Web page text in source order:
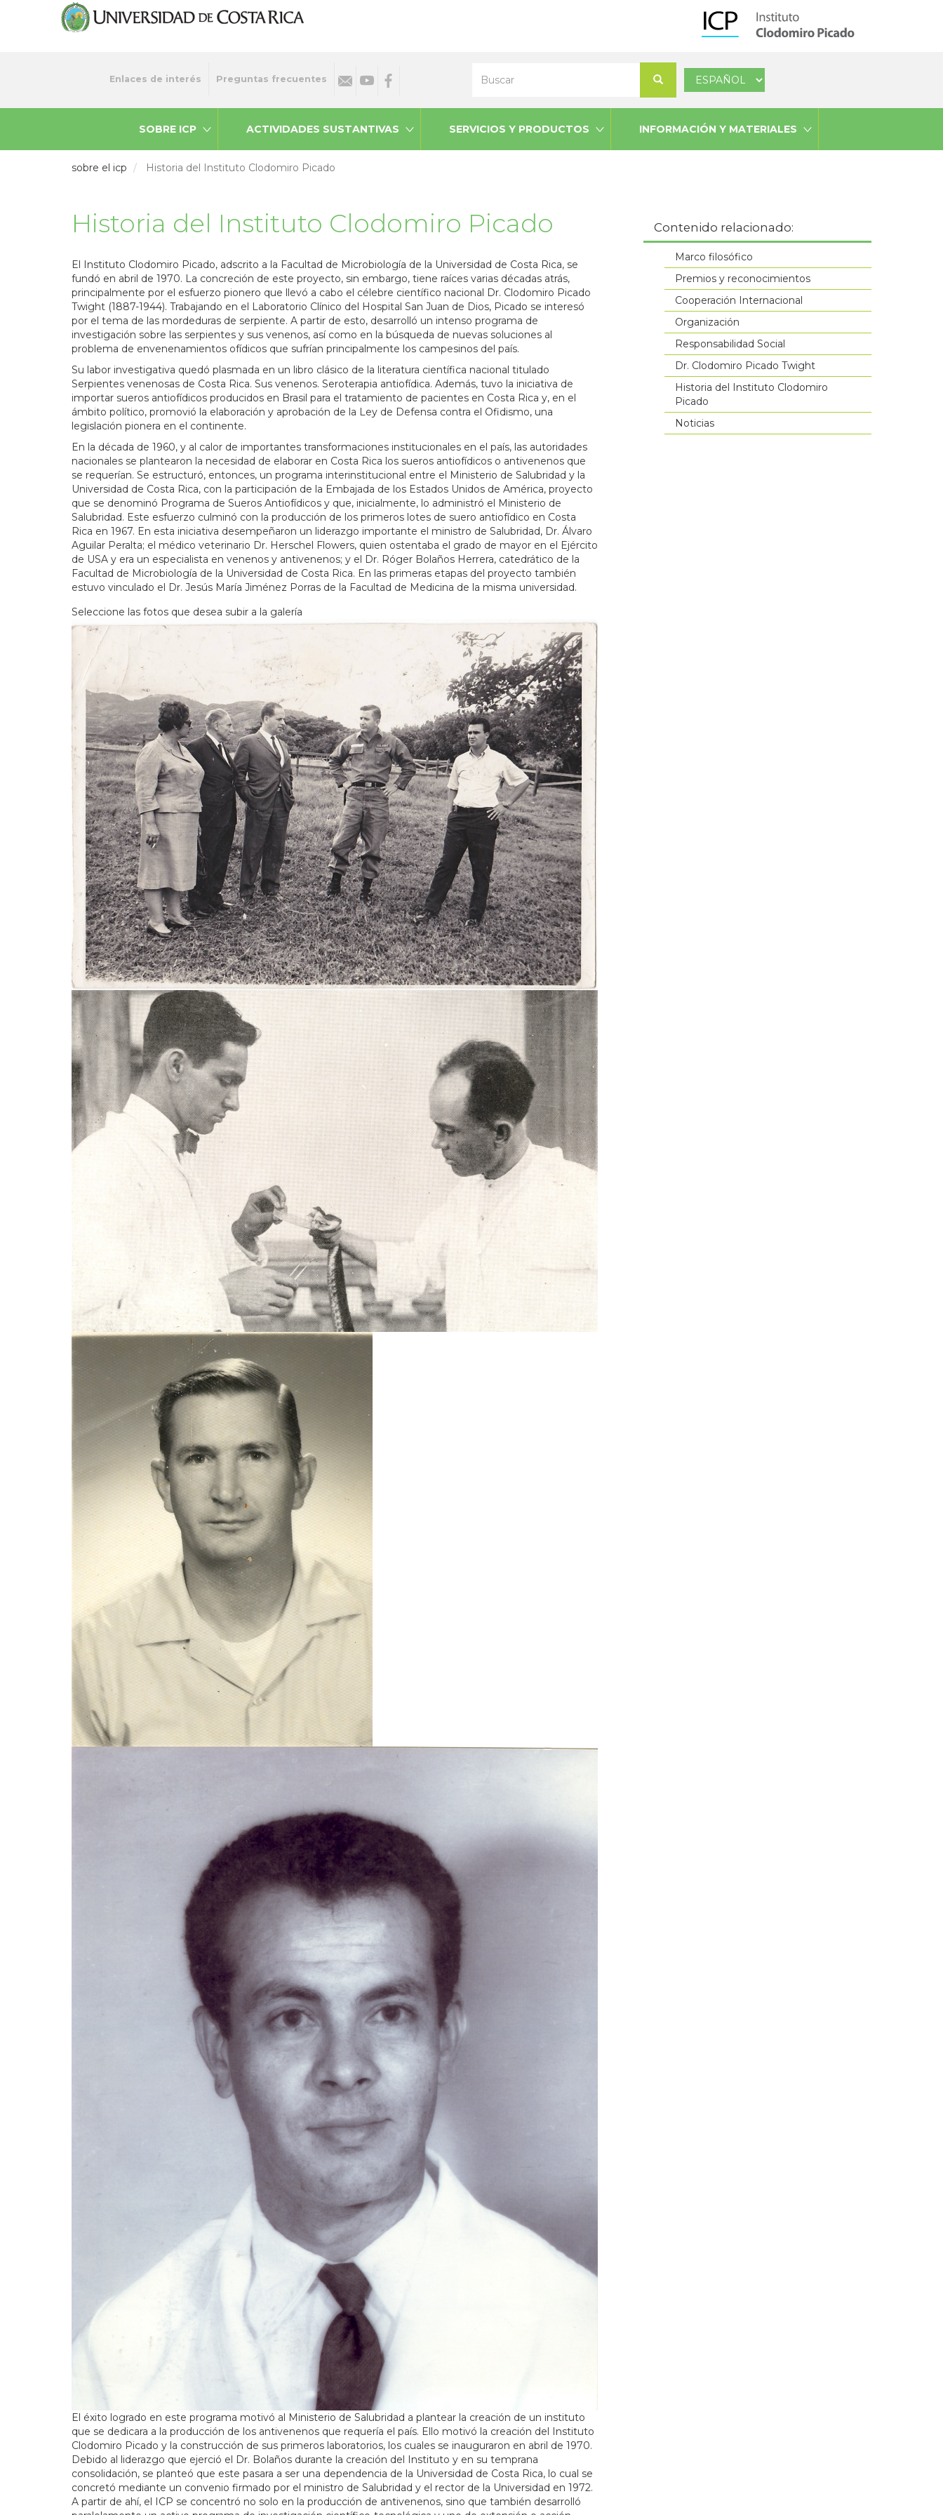
MenuEnlaces de interés Preguntas frecuentes
Buscar
Select
SOBRE ICP ACTIVIDADES SUSTANTIVAS SERVICIOS Y PRODUCTOS INFORMACIÓN Y MATERIALES
sobre el icp Historia del Instituto Clodomiro Picado
Historia del Instituto Clodomiro Picado
El Instituto Clodomiro Picado, adscrito a la Facultad de Microbiología de la Universidad de Costa Rica, se
fundó en abril de 1970. La concreción de este proyecto, sin embargo, tiene raíces varias décadas atrás,
principalmente por el esfuerzo pionero que llevó a cabo el célebre científico nacional Dr. Clodomiro Picado
Twight (1887-1944). Trabajando en el Laboratorio Clínico del Hospital San Juan de Dios, Picado se interesó
por el tema de las mordeduras de serpiente. A partir de esto, desarrolló un intenso programa de
investigación sobre las serpientes y sus venenos, así como en la búsqueda de nuevas soluciones al
problema de envenenamientos ofídicos que sufrían principalmente los campesinos del país.
Su labor investigativa quedó plasmada en un libro clásico de la literatura científica nacional titulado
Serpientes venenosas de Costa Rica. Sus venenos. Seroterapia antiofídica. Además, tuvo la iniciativa de
importar sueros antiofídicos producidos en Brasil para el tratamiento de pacientes en Costa Rica y, en el
ámbito político, promovió la elaboración y aprobación de la Ley de Defensa contra el Ofidismo, una
legislación pionera en el continente.
En la década de 1960, y al calor de importantes transformaciones institucionales en el país, las autoridades
nacionales se plantearon la necesidad de elaborar en Costa Rica los sueros antiofídicos o antivenenos que
se requerían. Se estructuró, entonces, un programa interinstitucional entre el Ministerio de Salubridad y la
Universidad de Costa Rica, con la participación de la Embajada de los Estados Unidos de América, proyecto
que se denominó Programa de Sueros Antiofídicos y que, inicialmente, lo administró el Ministerio de
Salubridad. Este esfuerzo culminó con la producción de los primeros lotes de suero antiofídico en Costa
Rica en 1967. En esta iniciativa desempeñaron un liderazgo importante el ministro de Salubridad, Dr. Álvaro
Aguilar Peralta; el médico veterinario Dr. Herschel Flowers, quien ostentaba el grado de mayor en el Ejército
de USA y era un especialista en venenos y antivenenos; y el Dr. Róger Bolaños Herrera, catedrático de la
Facultad de Microbiología de la Universidad de Costa Rica. En las primeras etapas del proyecto también
estuvo vinculado el Dr. Jesús María Jiménez Porras de la Facultad de Medicina de la misma universidad.
Seleccione las fotos que desea subir a la galería
El éxito logrado en este programa motivó al Ministerio de Salubridad a plantear la creación de un instituto
que se dedicara a la producción de los antivenenos que requería el país. Ello motivó la creación del Instituto
Clodomiro Picado y la construcción de sus primeros laboratorios, los cuales se inauguraron en abril de 1970.
Debido al liderazgo que ejerció el Dr. Bolaños durante la creación del Instituto y en su temprana
consolidación, se planteó que este pasara a ser una dependencia de la Universidad de Costa Rica, lo cual se
concretó mediante un convenio firmado por el ministro de Salubridad y el rector de la Universidad en 1972.
A partir de ahí, el ICP se concentró no solo en la producción de antivenenos, sino que también desarrolló
Contenido relacionado:
Marco filosófico
Premios y reconocimientos
Cooperación Internacional
Organización
Responsabilidad Social
Dr. Clodomiro Picado Twight
Historia del Instituto Clodomiro
Picado
Noticias